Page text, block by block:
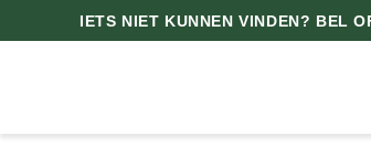
IETS NIET KUNNEN VINDEN? BEL